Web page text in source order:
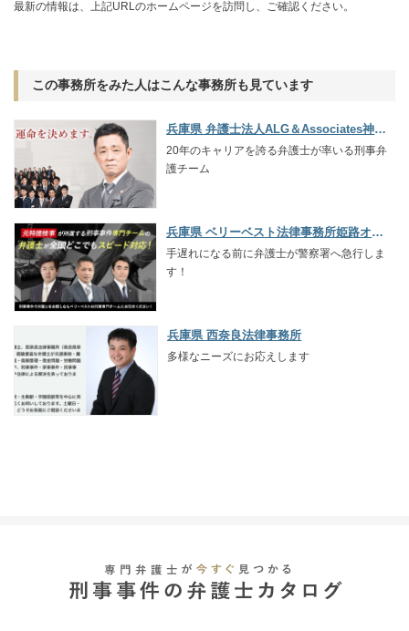
最新の情報は、上記URLのホームページを訪問し、ご確認ください。
この事務所をみた人はこんな事務所も見ています
兵庫県 弁護士法人ALG＆Associates神戸法律事務所
20年のキャリアを誇る弁護士が率いる刑事弁
護チーム
兵庫県 ベリーベスト法律事務所姫路オフィス
手遅れになる前に弁護士が警察署へ急行しま
す！
兵庫県 西奈良法律事務所
多様なニーズにお応えします